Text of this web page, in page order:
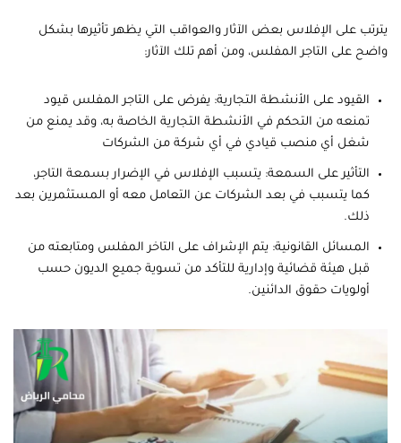
يترتب على الإفلاس بعض الآثار والعواقب التي يظهر تأثيرها بشكل
واضح على التاجر المفلس، ومن أهم تلك الآثار:
القيود على الأنشطة التجارية: يفرض على التاجر المفلس قيود
تمنعه من التحكم في الأنشطة التجارية الخاصة به، وقد يمنع من
شغل أي منصب قيادي في أي شركة من الشركات
التأثير على السمعة: يتسبب الإفلاس في الإضرار بسمعة التاجر،
كما يتسبب في بعد الشركات عن التعامل معه أو المستثمرين بعد
ذلك.
المسائل القانونية: يتم الإشراف على التاخر المفلس ومتابعته من
قبل هيئة قضائية وإدارية للتأكد من تسوية جميع الديون حسب
أولويات حقوق الدائنين.